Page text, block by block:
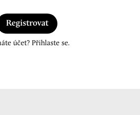
Registrovat
účet? Přihlaste se.